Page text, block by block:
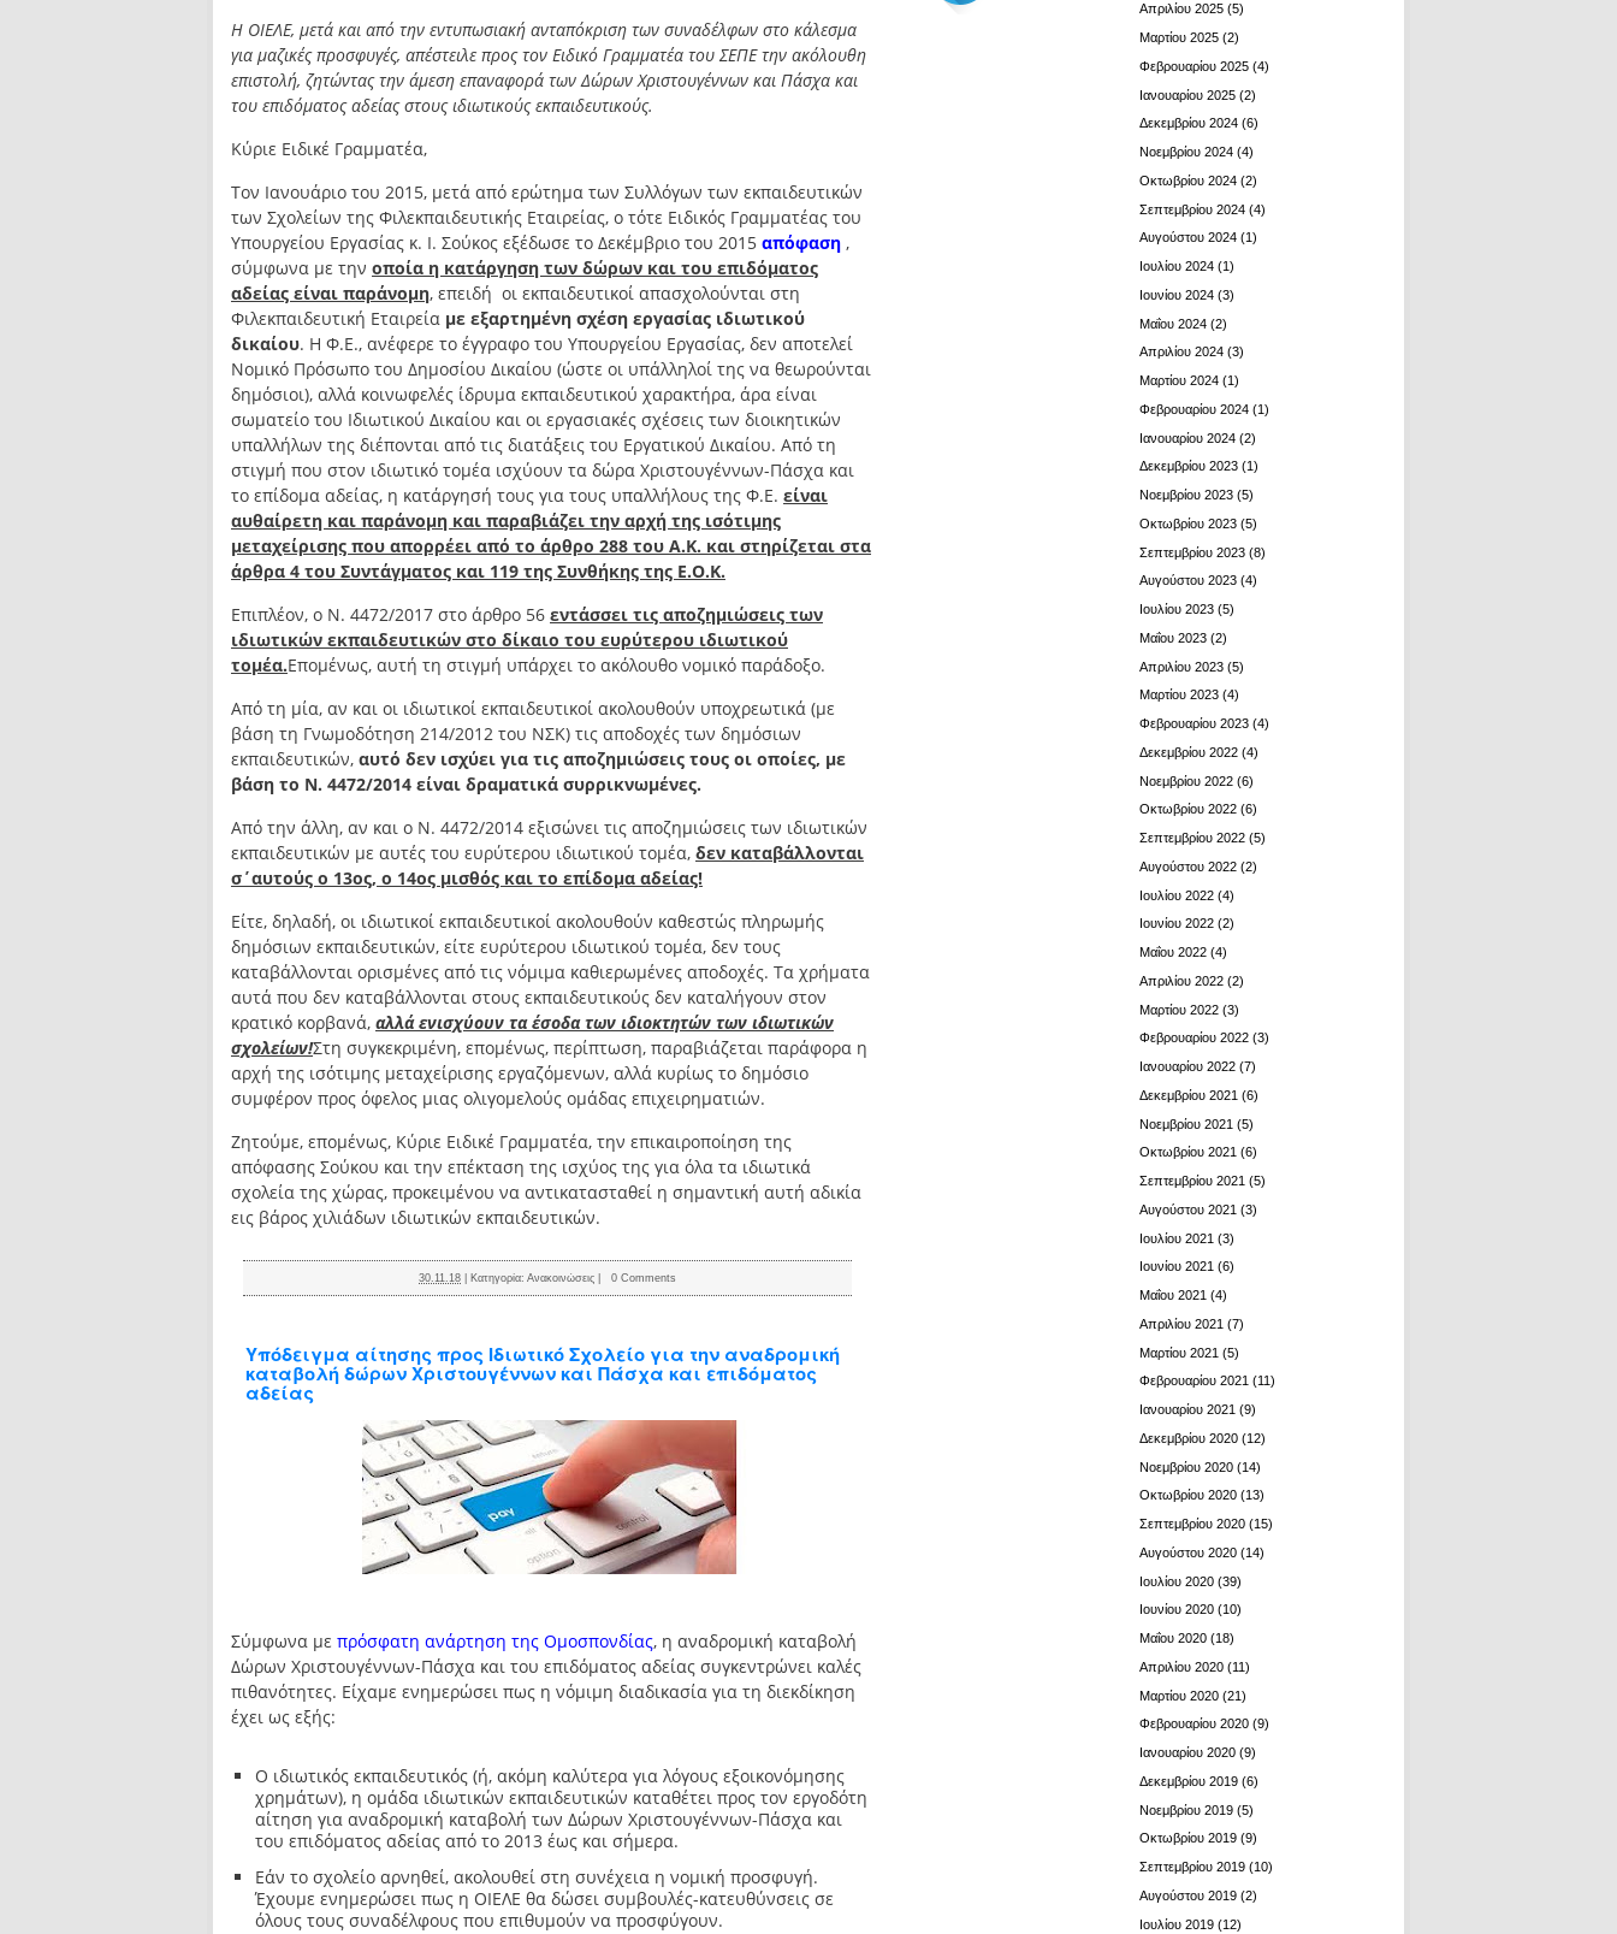
Απριλίου 2025 (5)
Μαρτίου 2025 (2)
Φεβρουαρίου 2025 (4)
Ιανουαρίου 2025 (2)
Δεκεμβρίου 2024 (6)
Νοεμβρίου 2024 (4)
Οκτωβρίου 2024 (2)
Σεπτεμβρίου 2024 (4)
Αυγούστου 2024 (1)
Ιουλίου 2024 (1)
Ιουνίου 2024 (3)
Μαΐου 2024 (2)
Απριλίου 2024 (3)
Μαρτίου 2024 (1)
Φεβρουαρίου 2024 (1)
Ιανουαρίου 2024 (2)
Δεκεμβρίου 2023 (1)
Νοεμβρίου 2023 (5)
Οκτωβρίου 2023 (5)
Σεπτεμβρίου 2023 (8)
Αυγούστου 2023 (4)
Ιουλίου 2023 (5)
Μαΐου 2023 (2)
Απριλίου 2023 (5)
Μαρτίου 2023 (4)
Φεβρουαρίου 2023 (4)
Δεκεμβρίου 2022 (4)
Νοεμβρίου 2022 (6)
Οκτωβρίου 2022 (6)
Σεπτεμβρίου 2022 (5)
Αυγούστου 2022 (2)
Ιουλίου 2022 (4)
Ιουνίου 2022 (2)
Μαΐου 2022 (4)
Απριλίου 2022 (2)
Μαρτίου 2022 (3)
Φεβρουαρίου 2022 (3)
Ιανουαρίου 2022 (7)
Δεκεμβρίου 2021 (6)
Νοεμβρίου 2021 (5)
Οκτωβρίου 2021 (6)
Σεπτεμβρίου 2021 (5)
Αυγούστου 2021 (3)
Ιουλίου 2021 (3)
Ιουνίου 2021 (6)
Μαΐου 2021 (4)
Απριλίου 2021 (7)
Μαρτίου 2021 (5)
Φεβρουαρίου 2021 (11)
Ιανουαρίου 2021 (9)
Δεκεμβρίου 2020 (12)
Νοεμβρίου 2020 (14)
Οκτωβρίου 2020 (13)
Σεπτεμβρίου 2020 (15)
Αυγούστου 2020 (14)
Ιουλίου 2020 (39)
Ιουνίου 2020 (10)
Μαΐου 2020 (18)
Απριλίου 2020 (11)
Μαρτίου 2020 (21)
Φεβρουαρίου 2020 (9)
Ιανουαρίου 2020 (9)
Δεκεμβρίου 2019 (6)
Νοεμβρίου 2019 (5)
Οκτωβρίου 2019 (9)
Σεπτεμβρίου 2019 (10)
Αυγούστου 2019 (2)
Ιουλίου 2019 (12)
Η ΟΙΕΛΕ, μετά και από την εντυπωσιακή ανταπόκριση των συναδέλφων στο κάλεσμα
για μαζικές προσφυγές, απέστειλε προς τον Ειδικό Γραμματέα του ΣΕΠΕ την ακόλουθη
επιστολή, ζητώντας την άμεση επαναφορά των Δώρων Χριστουγέννων και Πάσχα και
του επιδόματος αδείας στους ιδιωτικούς εκπαιδευτικούς.
Κύριε Ειδικέ Γραμματέα,
Τον Ιανουάριο του 2015, μετά από ερώτημα των Συλλόγων των εκπαιδευτικών
των Σχολείων της Φιλεκπαιδευτικής Εταιρείας, ο τότε Ειδικός Γραμματέας του
Υπουργείου Εργασίας κ. Ι. Σούκος εξέδωσε το Δεκέμβριο του 2015 απόφαση ,
σύμφωνα με την οποία η κατάργηση των δώρων και του επιδόματος
αδείας είναι παράνομη, επειδή οι εκπαιδευτικοί απασχολούνται στη
Φιλεκπαιδευτική Εταιρεία με εξαρτημένη σχέση εργασίας ιδιωτικού
δικαίου. Η Φ.Ε., ανέφερε το έγγραφο του Υπουργείου Εργασίας, δεν αποτελεί
Νομικό Πρόσωπο του Δημοσίου Δικαίου (ώστε οι υπάλληλοί της να θεωρούνται
δημόσιοι), αλλά κοινωφελές ίδρυμα εκπαιδευτικού χαρακτήρα, άρα είναι
σωματείο του Ιδιωτικού Δικαίου και οι εργασιακές σχέσεις των διοικητικών
υπαλλήλων της διέπονται από τις διατάξεις του Εργατικού Δικαίου. Από τη
στιγμή που στον ιδιωτικό τομέα ισχύουν τα δώρα Χριστουγέννων-Πάσχα και
το επίδομα αδείας, η κατάργησή τους για τους υπαλλήλους της Φ.Ε. είναι
αυθαίρετη και παράνομη και παραβιάζει την αρχή της ισότιμης
μεταχείρισης που απορρέει από το άρθρο 288 του Α.Κ. και στηρίζεται στα
άρθρα 4 του Συντάγματος και 119 της Συνθήκης της Ε.Ο.Κ.
Επιπλέον, ο Ν. 4472/2017 στο άρθρο 56 εντάσσει τις αποζημιώσεις των
ιδιωτικών εκπαιδευτικών στο δίκαιο του ευρύτερου ιδιωτικού
τομέα.Επομένως, αυτή τη στιγμή υπάρχει το ακόλουθο νομικό παράδοξο.
Από τη μία, αν και οι ιδιωτικοί εκπαιδευτικοί ακολουθούν υποχρεωτικά (με
βάση τη Γνωμοδότηση 214/2012 του ΝΣΚ) τις αποδοχές των δημόσιων
εκπαιδευτικών, αυτό δεν ισχύει για τις αποζημιώσεις τους οι οποίες, με
βάση το Ν. 4472/2014 είναι δραματικά συρρικνωμένες.
Από την άλλη, αν και ο Ν. 4472/2014 εξισώνει τις αποζημιώσεις των ιδιωτικών
εκπαιδευτικών με αυτές του ευρύτερου ιδιωτικού τομέα, δεν καταβάλλονται
σ΄αυτούς ο 13ος, ο 14ος μισθός και το επίδομα αδείας!
Είτε, δηλαδή, οι ιδιωτικοί εκπαιδευτικοί ακολουθούν καθεστώς πληρωμής
δημόσιων εκπαιδευτικών, είτε ευρύτερου ιδιωτικού τομέα, δεν τους
καταβάλλονται ορισμένες από τις νόμιμα καθιερωμένες αποδοχές. Τα χρήματα
αυτά που δεν καταβάλλονται στους εκπαιδευτικούς δεν καταλήγουν στον
κρατικό κορβανά, αλλά ενισχύουν τα έσοδα των ιδιοκτητών των ιδιωτικών
σχολείων!Στη συγκεκριμένη, επομένως, περίπτωση, παραβιάζεται παράφορα η
αρχή της ισότιμης μεταχείρισης εργαζόμενων, αλλά κυρίως το δημόσιο
συμφέρον προς όφελος μιας ολιγομελούς ομάδας επιχειρηματιών.
Ζητούμε, επομένως, Κύριε Ειδικέ Γραμματέα, την επικαιροποίηση της
απόφασης Σούκου και την επέκταση της ισχύος της για όλα τα ιδιωτικά
σχολεία της χώρας, προκειμένου να αντικατασταθεί η σημαντική αυτή αδικία
εις βάρος χιλιάδων ιδιωτικών εκπαιδευτικών.
30.11.18 Κατηγορία:Ανακοινώσεις 0 Comments
Υπόδειγμα αίτησης προς Ιδιωτικό Σχολείο για την αναδρομική
καταβολή δώρων Χριστουγέννων και Πάσχα και επιδόματος
αδείας
Σύμφωνα με πρόσφατη ανάρτηση της Ομοσπονδίας, η αναδρομική καταβολή
Δώρων Χριστουγέννων-Πάσχα και του επιδόματος αδείας συγκεντρώνει καλές
πιθανότητες. Είχαμε ενημερώσει πως η νόμιμη διαδικασία για τη διεκδίκηση
έχει ως εξής:
Ο ιδιωτικός εκπαιδευτικός (ή, ακόμη καλύτερα για λόγους εξοικονόμησης
χρημάτων), η ομάδα ιδιωτικών εκπαιδευτικών καταθέτει προς τον εργοδότη
αίτηση για αναδρομική καταβολή των Δώρων Χριστουγέννων-Πάσχα και
του επιδόματος αδείας από το 2013 έως και σήμερα.
Εάν το σχολείο αρνηθεί, ακολουθεί στη συνέχεια η νομική προσφυγή.
Έχουμε ενημερώσει πως η ΟΙΕΛΕ θα δώσει συμβουλές-κατευθύνσεις σε
όλους τους συναδέλφους που επιθυμούν να προσφύγουν.